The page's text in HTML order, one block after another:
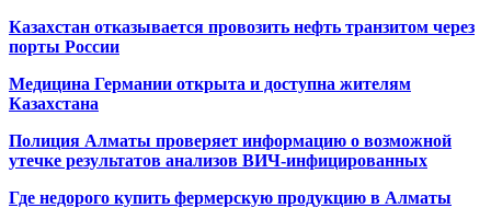
Казахстан отказывается провозить нефть транзитом через
порты России
Медицина Германии открыта и доступна жителям
Казахстана
Полиция Алматы проверяет информацию о возможной
утечке результатов анализов ВИЧ-инфицированных
Где недорого купить фермерскую продукцию в Алматы